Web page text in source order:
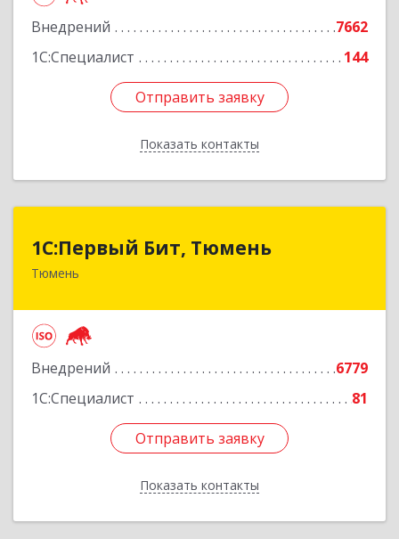
Внедрений
7662
1С:Специалист
144
Отправить заявку
Показать контакты
Отправить заявку
Назад
1С:Первый Бит, Тюмень
Тюмень
Внедрений
6779
1С:Специалист
81
Отправить заявку
Показать контакты
1С:Первый Бит, Тюмень
625000, Тюменская обл, Тюмень г, Республики
Отправить заявку
Назад